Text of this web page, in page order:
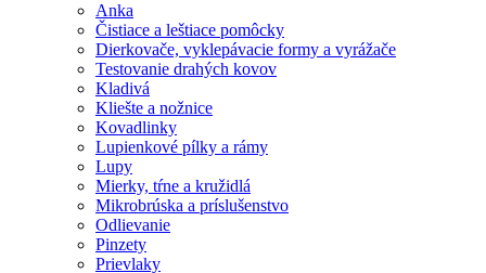
Anka
Čistiace a leštiace pomôcky
Dierkovače, vyklepávacie formy a vyrážače
Testovanie drahých kovov
Kladivá
Kliešte a nožnice
Kovadlinky
Lupienkové pílky a rámy
Lupy
Mierky, tŕne a kružidlá
Mikrobrúska a príslušenstvo
Odlievanie
Pinzety
Prievlaky